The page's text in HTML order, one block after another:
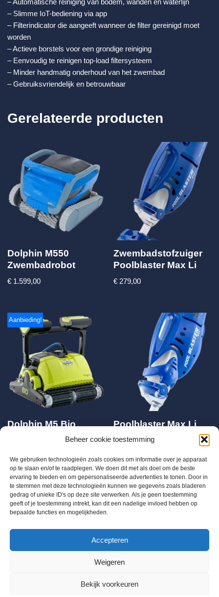
Beheer cookie toestemming
We gebruiken technologieën zoals cookies om informatie over je apparaat
op te slaan en/of te raadplegen. We doen dit met als doel om de beste
ervaring te bieden en om gepersonaliseerde advertenties te tonen. Door in
te stemmen met deze technologieën kunnen we gegevens zoals bladeren
gedrag of unieke ID's op deze site verwerken. Als je geen toestemming
geeft of je toestemming intrekt, kan dit een nadelige invloed hebben op
bepaalde functies en mogelijkheden.
Accepteren
Weigeren
Bekijk voorkeuren
– Automatische reiniging van bodem, wanden en waterlijn
– Slimme IoT-bediening via app
– Filterindicator die aangeeft wanneer de filter gereinigd moet
worden
– Actieve borstels voor een grondige reiniging
– Eenvoudig te reinigen top-load filtersysteem
– Minder handmatig onderhoud van het zwembad
– Gebruiksvriendelijk en betrouwbaar
Gerelateerde producten
Dolphin M550
Zwembadrobot
€ 1.599,00
Zwembadstofzuiger
Poolblaster Max Li
€ 279,00
Aanbieding!
Dolphin M5 Bio
Zwembadrobot
Poolblaster Max Li
CG (bis 14 m3/h)
BTW BE 0655684168
Kenniscentrum